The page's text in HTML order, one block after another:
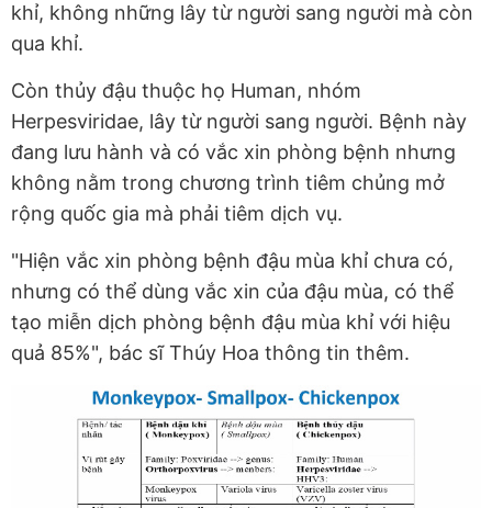
khỉ, không những lây từ người sang người mà còn
qua khỉ.
Còn thủy đậu thuộc họ Human, nhóm
Herpesviridae, lây từ người sang người. Bệnh này
đang lưu hành và có vắc xin phòng bệnh nhưng
không nằm trong chương trình tiêm chủng mở
rộng quốc gia mà phải tiêm dịch vụ.
"Hiện vắc xin phòng bệnh đậu mùa khỉ chưa có,
nhưng có thể dùng vắc xin của đậu mùa, có thể
tạo miễn dịch phòng bệnh đậu mùa khỉ với hiệu
quả 85%", bác sĩ Thúy Hoa thông tin thêm.